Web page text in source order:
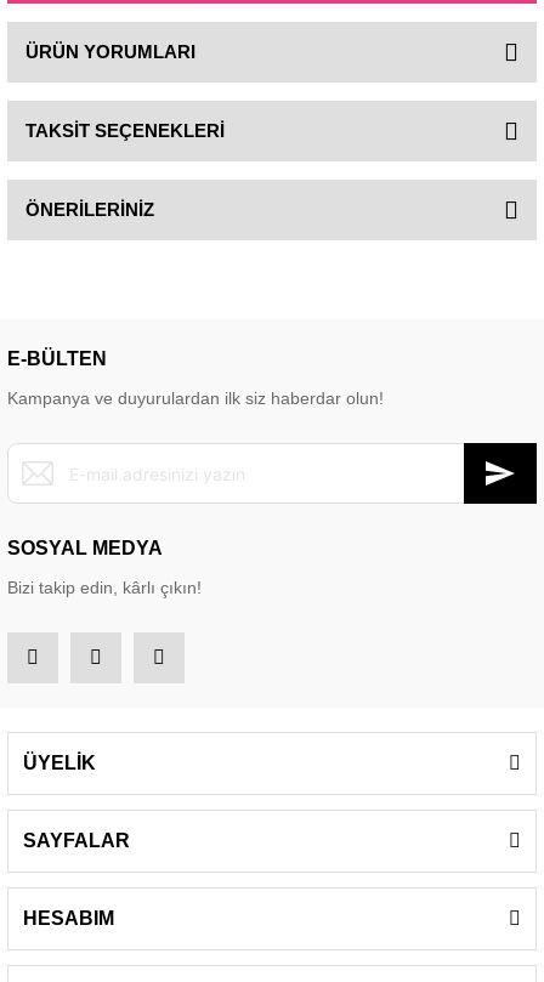
ÜRÜN YORUMLARI
TAKSİT SEÇENEKLERİ
ÖNERİLERİNİZ
E-BÜLTEN
Kampanya ve duyurulardan ilk siz haberdar olun!
SOSYAL MEDYA
Bizi takip edin, kârlı çıkın!
ÜYELİK
SAYFALAR
HESABIM